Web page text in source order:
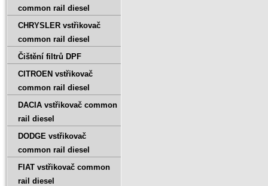
common rail diesel
CHRYSLER vstřikovač
common rail diesel
Čištění filtrů DPF
CITROEN vstřikovač
common rail diesel
DACIA vstřikovač common
rail diesel
DODGE vstřikovač
common rail diesel
FIAT vstřikovač common
rail diesel